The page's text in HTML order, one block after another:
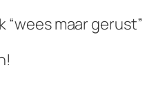
“wees maar gerust”